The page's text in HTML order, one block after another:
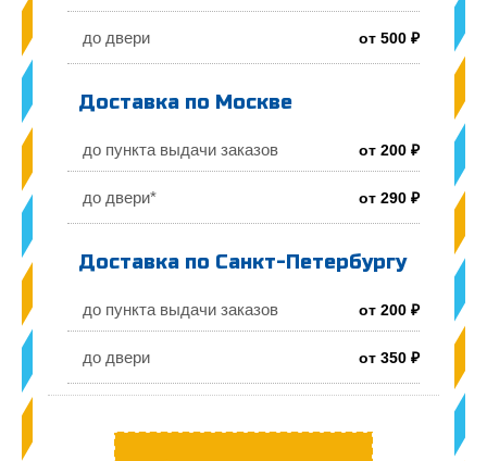
до двери от 500 ₽
Доставка по Москве
до пункта выдачи заказов от 200 ₽
до двери* от 290 ₽
Доставка по Санкт-Петербургу
до пункта выдачи заказов от 200 ₽
до двери от 350 ₽